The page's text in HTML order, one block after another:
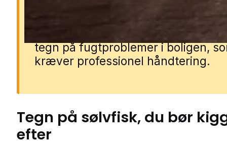
fødevarer ved at gnave i dem eller
forurene dem. Et større angreb
tegn på fugtproblemer i boligen,
kræver professionel håndtering.
Tegn på sølvfisk, du bør
efter